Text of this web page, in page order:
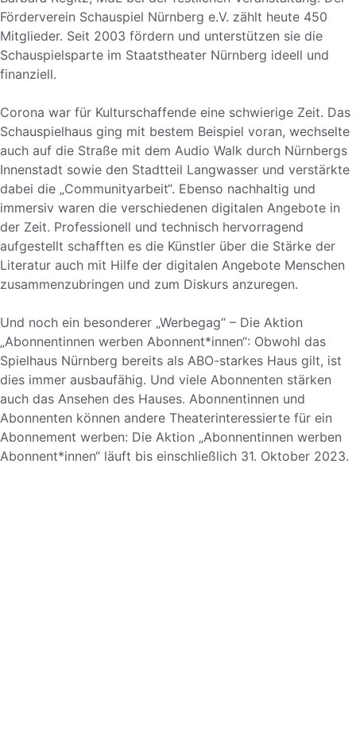
Förderverein Schauspiel Nürnberg e.V. zählt heute 450
Mitglieder. Seit 2003 fördern und unterstützen sie die
Schauspielsparte im Staatstheater Nürnberg ideell und
finanziell.
Corona war für Kulturschaffende eine schwierige Zeit. Das
Schauspielhaus ging mit bestem Beispiel voran, wechselte
auch auf die Straße mit dem Audio Walk durch Nürnbergs
Innenstadt sowie den Stadtteil Langwasser und verstärkte
dabei die „Communityarbeit“. Ebenso nachhaltig und
immersiv waren die verschiedenen digitalen Angebote in
der Zeit. Professionell und technisch hervorragend
aufgestellt schafften es die Künstler über die Stärke der
Literatur auch mit Hilfe der digitalen Angebote Menschen
zusammenzubringen und zum Diskurs anzuregen.
Und noch ein besonderer „Werbegag“ – Die Aktion
„Abonnentinnen werben Abonnent*innen“: Obwohl das
Spielhaus Nürnberg bereits als ABO-starkes Haus gilt, ist
dies immer ausbaufähig. Und viele Abonnenten stärken
auch das Ansehen des Hauses. Abonnentinnen und
Abonnenten können andere Theaterinteressierte für ein
Abonnement werben: Die Aktion „Abonnentinnen werben
Abonnent*innen“ läuft bis einschließlich 31. Oktober 2023.